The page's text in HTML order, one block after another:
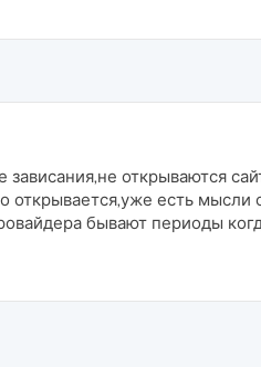
открываются
открывается,уже есть
бывают периоды